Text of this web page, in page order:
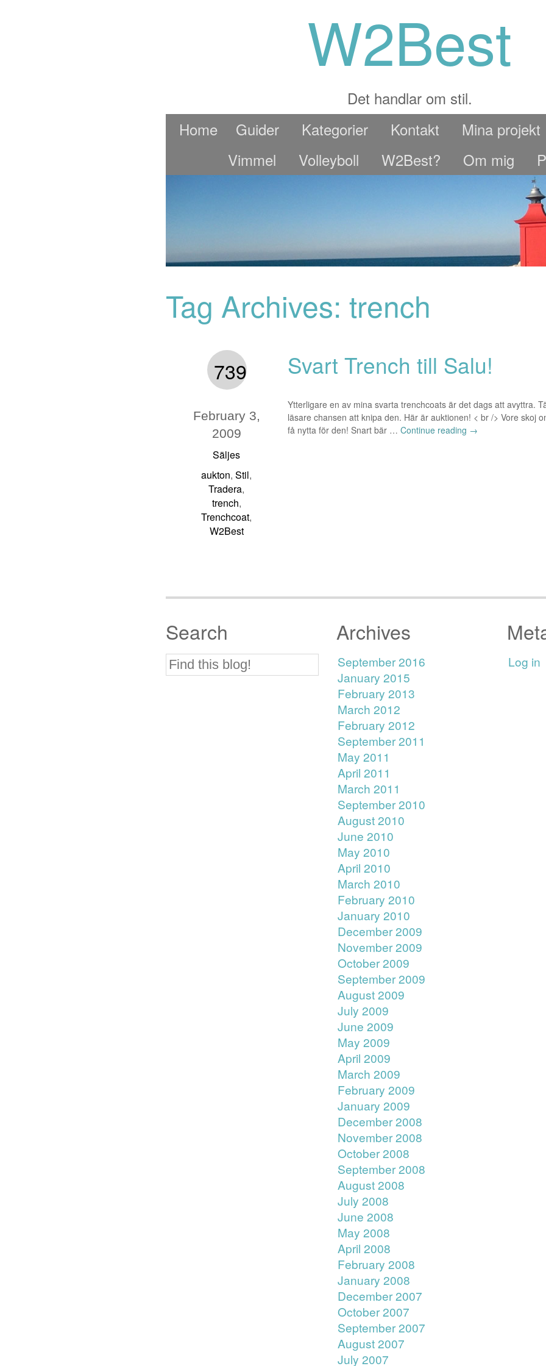
W2Best
Det handlar om stil.
Home
Guider Kategorier Kontakt
Mina projekt
Vimmel
Volleyboll W2Best? Om mig
Tag Archives: trench
Svart Trench till Salu!
Ytterligare en av mina svarta trenchcoats är det dags att avyttra.
läsare chansen att knipa den. Här är auktionen! < br /> Vore skoj
få nytta för den! Snart bär … Continue reading →
739
February 3,
2009
Säljes
aukton,Stil,
Tradera,
trench,
Trenchcoat,
W2Best
Search Archives
September 2016
January 2015
February 2013
March 2012
February 2012
September 2011
May 2011
April 2011
March 2011
September 2010
August 2010
June 2010
May 2010
April 2010
March 2010
February 2010
January 2010
December 2009
November 2009
October 2009
September 2009
August 2009
July 2009
June 2009
May 2009
April 2009
March 2009
February 2009
January 2009
December 2008
November 2008
October 2008
September 2008
August 2008
July 2008
June 2008
May 2008
April 2008
February 2008
January 2008
December 2007
October 2007
September 2007
August 2007
July 2007
Log in